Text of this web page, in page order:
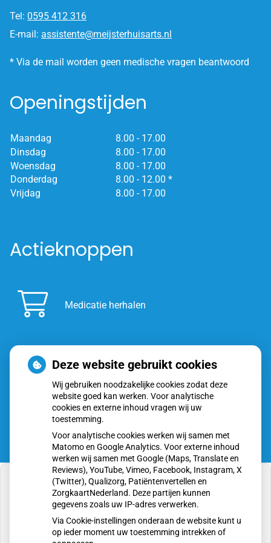
Tel: 0595 412 316
E-mail: assistente@meijsterhuisarts.nl
* Via de mail worden geen medische vragen beantwoord
Openingstijden
Maandag
8.00 - 17.00
Dinsdag
8.00 - 17.00
Woensdag
8.00 - 17.00
Donderdag
8.00 - 12.00 *
Vrijdag
8.00 - 17.00
Actieknoppen
Medicatie herhalen
Inschrijven
U heeft geen toestemming gegeven voor
externe inhoud die nodig is om dit te zien.
Deze website gebruikt cookies
Wij gebruiken noodzakelijke cookies zodat deze
website goed kan werken. Voor analytische
cookies en externe inhoud vragen wij uw
toestemming.
Voor analytische cookies werken wij samen met
Matomo en Google Analytics. Voor externe inhoud
werken wij samen met Google (Maps, Translate en
Reviews), YouTube, Vimeo, Facebook, Instagram, X
(Twitter), Qualizorg, Patiëntenvertellen en
ZorgkaartNederland. Deze partijen kunnen
gegevens zoals uw IP-adres verwerken.
Via Cookie-instellingen onderaan de website kunt u
op ieder moment uw toestemming intrekken of